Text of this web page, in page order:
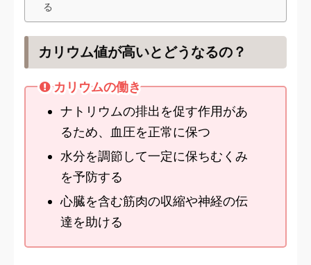
る
カリウム値が高いとどうなるの？
カリウムの働き
ナトリウムの排出を促す作用があ
るため、血圧を正常に保つ
水分を調節して一定に保ちむくみ
を予防する
心臓を含む筋肉の収縮や神経の伝
達を助ける